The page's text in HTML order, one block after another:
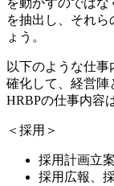
を動かすのでは
を抽出し、それ
ょう。
以下のような仕
確化して、経営陣
HRBPの仕事内容
＜採用＞
採用計画立案
採用広報、